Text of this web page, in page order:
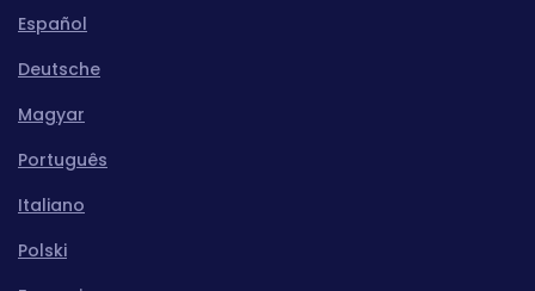
Español
Deutsche
Magyar
Português
Italiano
Polski